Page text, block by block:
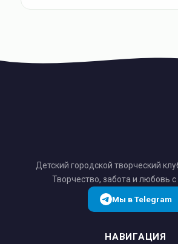
Детский городской творческий
Творчество, забота и любовь с
Мы в Telegram
НАВИГАЦИЯ